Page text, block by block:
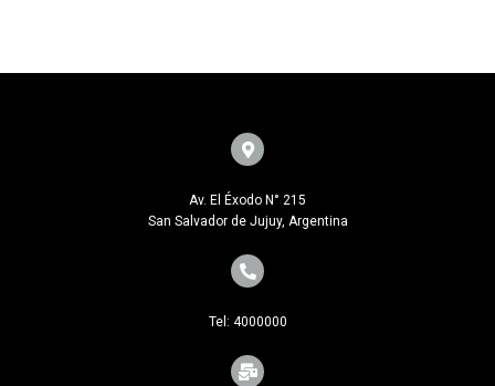
Av. El Éxodo N° 215
San Salvador de Jujuy, Argentina
Tel: 4000000